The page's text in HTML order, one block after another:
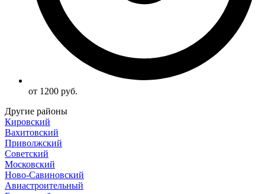
от 1200 руб.
Другие районы
Кировский
Вахитовский
Приволжский
Советский
Московский
Ново-Савиновский
Авиастроительный